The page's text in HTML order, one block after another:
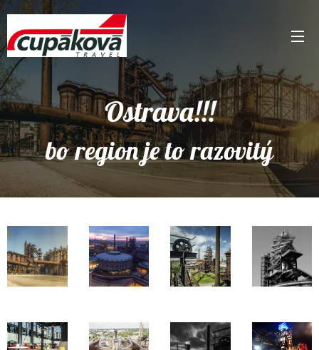
Ostrava!!!
bo region je to razovitý